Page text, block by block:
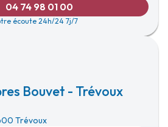
04 74 98 01 00
écoute 24h/24 7j/7
Bouvet - Trévoux
Trévoux